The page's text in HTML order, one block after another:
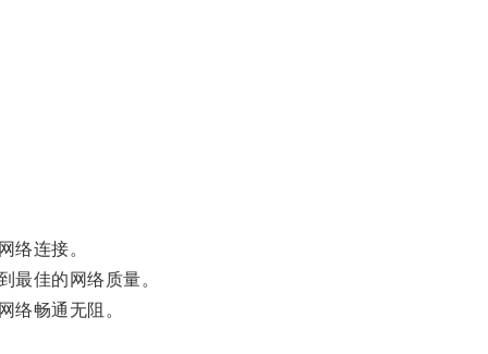
络连接。
佳的网络质量。
畅通无阻。